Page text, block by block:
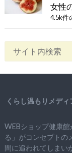
女性
4.5k件
くらし温もりメデ
WEBショップ健康
る」がコンセプトの
間に追われてしまい